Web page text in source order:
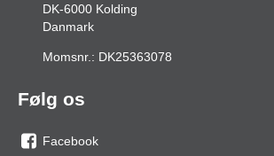
DK-6000 Kolding
Danmark
Momsnr.: DK25363078
Følg os
Facebook